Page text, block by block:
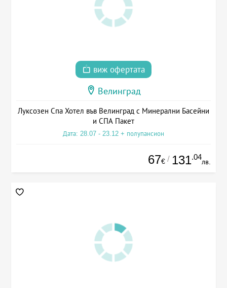
виж офертата
Велинград
Луксозен Спа Хотел във Велинград с Минерални Басейни
и СПА Пакет
Дата: 28.07 - 23.12 + полупансион
67€ / 131.04
лв.